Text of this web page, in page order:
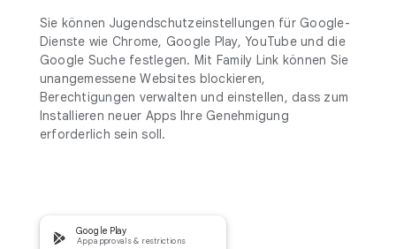
Sie können Jugendschutzeinstellungen für Google-
Dienste wie Chrome, Google Play, YouTube und die
Google Suche festlegen. Mit Family Link können Sie
unangemessene Websites blockieren,
Berechtigungen verwalten und einstellen, dass zum
Installieren neuer Apps Ihre Genehmigung
erforderlich sein soll.
Google Play
App approvals & restrictions